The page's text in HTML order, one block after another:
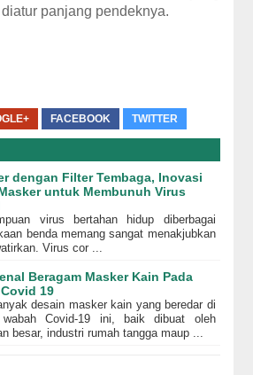
panjang pendeknya.
FACEBOOK TWITTER
dengan Filter Tembaga, Inovasi
untuk Membunuh Virus
virus bertahan hidup diberbagai
benda memang sangat menakjubkan
Virus cor ...
Beragam Masker Kain Pada
19
desain masker kain yang beredar di
Covid-19 ini, baik dibuat oleh
besar, industri rumah tangga maup ...